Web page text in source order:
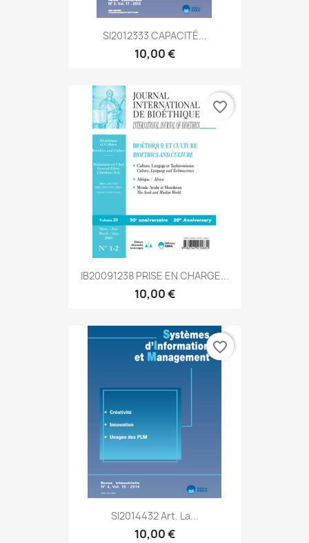
SI2012333 CAPACITÉ...
10,00 €
IB20091238 PRISE EN CHARGE...
10,00 €
favorite_border
SI2014432 Art. La...
10,00 €
favorite_border